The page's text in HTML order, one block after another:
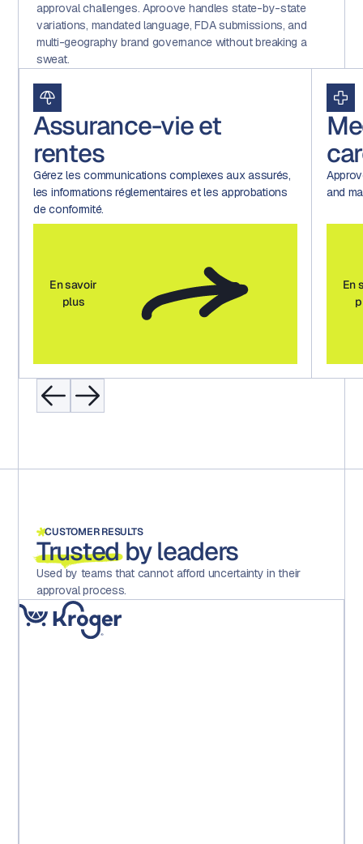
approval challenges. Aproove handles state-by-state
variations, mandated language, FDA submissions, and
multi-geography brand governance without breaking a
sweat.
Assurance-vie et
rentes
Gérez les communications complexes aux assurés,
les informations réglementaires et les approbations
de conformité.
En savoir
plus
and
En
CUSTOMER RESULTS
Trustedby leaders
Used by teams that cannot afford uncertainty in their
approval process.